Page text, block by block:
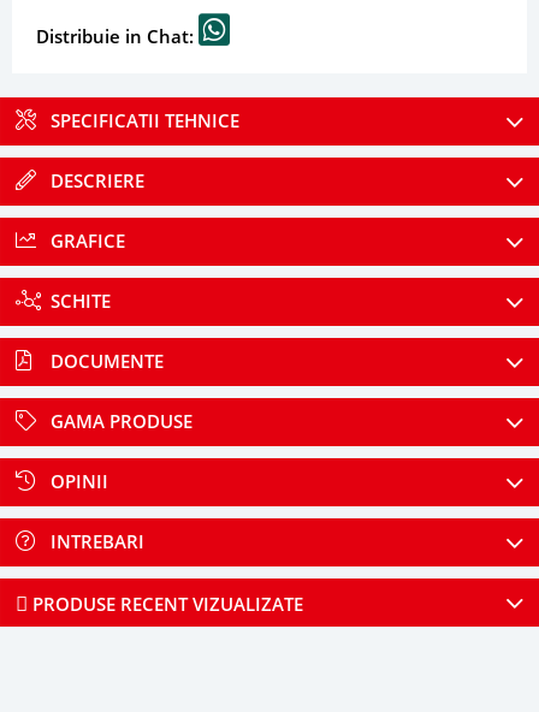
Distribuie in Chat:
SPECIFICATII TEHNICE
DESCRIERE
GRAFICE
SCHITE
DOCUMENTE
GAMA PRODUSE
OPINII
INTREBARI
PRODUSE RECENT VIZUALIZATE